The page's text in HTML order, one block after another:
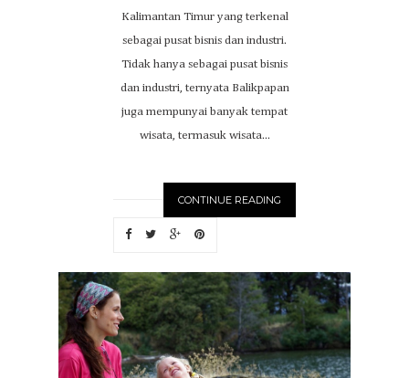
Kalimantan Timur yang terkenal
sebagai pusat bisnis dan industri.
Tidak hanya sebagai pusat bisnis
dan industri, ternyata Balikpapan
juga mempunyai banyak tempat
wisata, termasuk wisata...
CONTINUE READING